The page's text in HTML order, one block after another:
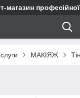
магазин
МАКІЯЖ